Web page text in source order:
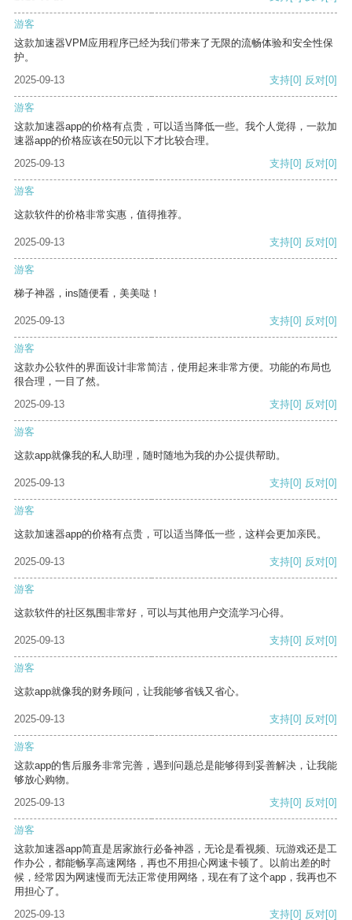
游客
这款加速器VPM应用程序已经为我们带来了无限的流畅体验和安全性保
护。
2025-09-13
支持[0] 反对[0]
游客
这款加速器app的价格有点贵，可以适当降低一些。我个人觉得，一款加
速器app的价格应该在50元以下才比较合理。
2025-09-13
支持[0] 反对[0]
游客
这款软件的价格非常实惠，值得推荐。
2025-09-13 支持[0] 反对[0]
游客
梯子神器，ins随便看，美美哒！
2025-09-13 支持[0] 反对[0]
游客
这款办公软件的界面设计非常简洁，使用起来非常方便。功能的布局也
很合理，一目了然。
2025-09-13
支持[0] 反对[0]
游客
这款app就像我的私人助理，随时随地为我的办公提供帮助。
2025-09-13 支持[0] 反对[0]
游客
这款加速器app的价格有点贵，可以适当降低一些，这样会更加亲民。
2025-09-13 支持[0] 反对[0]
游客
这款软件的社区氛围非常好，可以与其他用户交流学习心得。
2025-09-13 支持[0] 反对[0]
游客
这款app就像我的财务顾问，让我能够省钱又省心。
2025-09-13 支持[0] 反对[0]
游客
这款app的售后服务非常完善，遇到问题总是能够得到妥善解决，让我能
够放心购物。
2025-09-13
支持[0] 反对[0]
游客
这款加速器app简直是居家旅行必备神器，无论是看视频、玩游戏还是工
作办公，都能畅享高速网络，再也不用担心网速卡顿了。以前出差的时
候，经常因为网速慢而无法正常使用网络，现在有了这个app，我再也不
用担心了。
2025-09-13
支持[0] 反对[0]